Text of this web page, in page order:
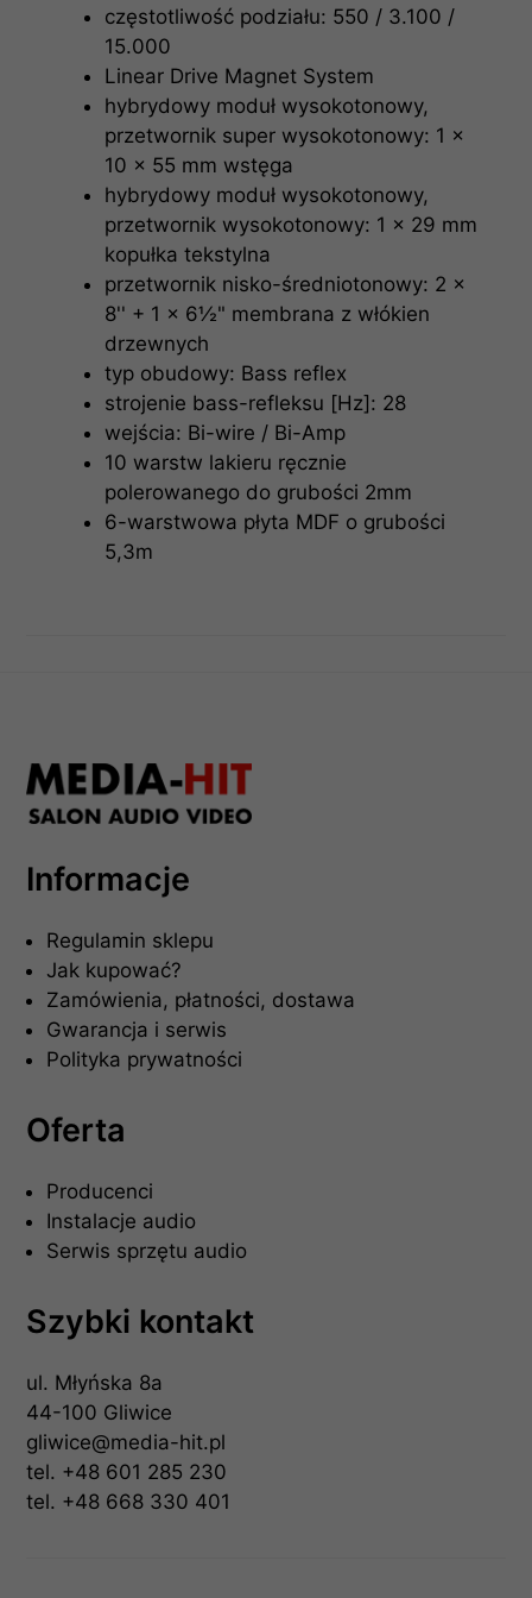
częstotliwość podziału: 550 / 3.100 /
15.000
Linear Drive Magnet System
hybrydowy moduł wysokotonowy,
przetwornik super wysokotonowy: 1 x
10 x 55 mm wstęga
hybrydowy moduł wysokotonowy,
przetwornik wysokotonowy: 1 x 29 mm
kopułka tekstylna
przetwornik nisko-średniotonowy: 2 x
8'' + 1 x 6½" membrana z włókien
drzewnych
typ obudowy: Bass reflex
strojenie bass-refleksu [Hz]: 28
wejścia: Bi-wire / Bi-Amp
10 warstw lakieru ręcznie
polerowanego do grubości 2mm
6-warstwowa płyta MDF o grubości
5,3m
Informacje
Regulamin sklepu
Jak kupować?
Zamówienia, płatności, dostawa
Gwarancja i serwis
Polityka prywatności
Oferta
Producenci
Instalacje audio
Serwis sprzętu audio
Szybki kontakt
ul. Młyńska 8a
44-100 Gliwice
gliwice@media-hit.pl
tel. +48 601 285 230
tel. +48 668 330 401